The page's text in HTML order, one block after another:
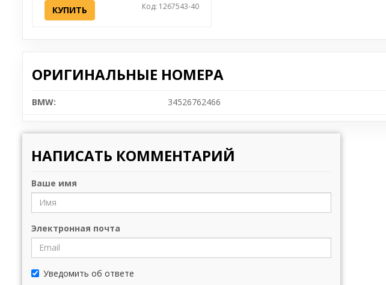
КУПИТЬ Код: 1267543-40
ОРИГИНАЛЬНЫЕ НОМЕРА
BMW: 34526762466
НАПИСАТЬ КОММЕНТАРИЙ
Ваше имя
Электронная почта
Уведомить об ответе